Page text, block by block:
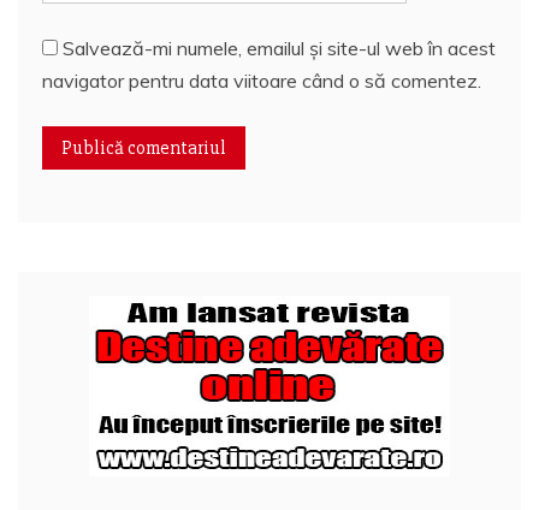
Salvează-mi numele, emailul și site-ul web în acest
navigator pentru data viitoare când o să comentez.